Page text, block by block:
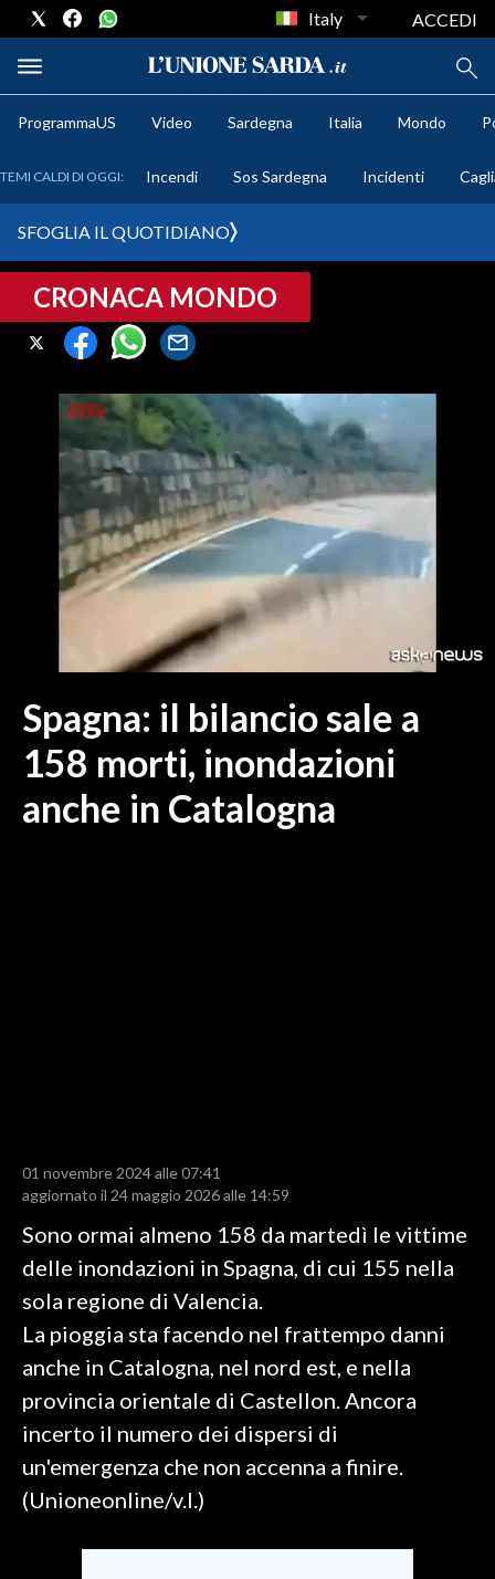
VIDEO
CAGLIARI
PROVINCIA DI CAGLIARI
SULCIS IGLESIENTE
MEDIO CAMPIDANO
ORISTANO E PROVINCIA
SASSARI E PROVINCIA
GALLURA
NUORO E PROVINCIA
OGLIASTRA
AGENDA
CRONACA
MONDO
RISULTATI E CLASSIFICHE
CALCIO
CALCIO REGIONALE
BASKET
VOLLEY
MOTORI
TENNIS
ALTRI SPORT
CULTURA
Italy ACCEDI
ProgrammaUS Video Sardegna Italia Mondo
TEMI CALDI DI OGGI: Incendi Sos Sardegna Incidenti
SFOGLIA IL QUOTIDIANO
CRONACA MONDO
Spagna: il bilancio sale a
158 morti, inondazioni
anche in Catalogna
01 novembre 2024 alle 07:41
aggiornato il 24 maggio 2026 alle 14:59
Sono ormai almeno 158 da martedì le vittime
delle inondazioni in Spagna, di cui 155 nella
sola regione di Valencia.
La pioggia sta facendo nel frattempo danni
anche in Catalogna, nel nord est, e nella
provincia orientale di Castellon. Ancora
incerto il numero dei dispersi di
un'emergenza che non accenna a finire.
(Unioneonline/v.l.)